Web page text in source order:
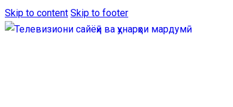
Skip to content Skip to footer